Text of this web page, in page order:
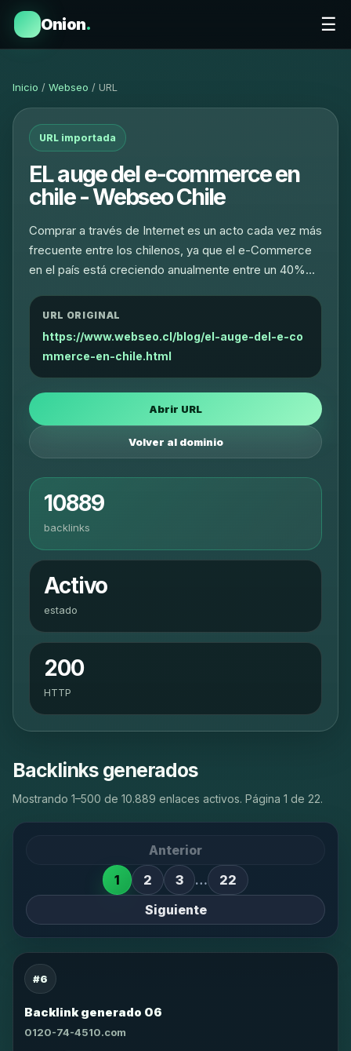
Onion. ☰
Inicio / Webseo / URL
URL importada
EL auge del e-commerce en
chile - Webseo Chile
Comprar a través de Internet es un acto cada vez más
frecuente entre los chilenos, ya que el e-Commerce
en el país está creciendo anualmente entre un 40%…
URL ORIGINAL
https://www.webseo.cl/blog/el-auge-del-e-co
mmerce-en-chile.html
Abrir URL
Volver al dominio
10889
backlinks
Activo
estado
200
HTTP
Backlinks generados
Mostrando 1–500 de 10.889 enlaces activos. Página 1 de 22.
Anterior
1
2 3 …
22
Siguiente
#6
Backlink generado 06
0120-74-4510.com